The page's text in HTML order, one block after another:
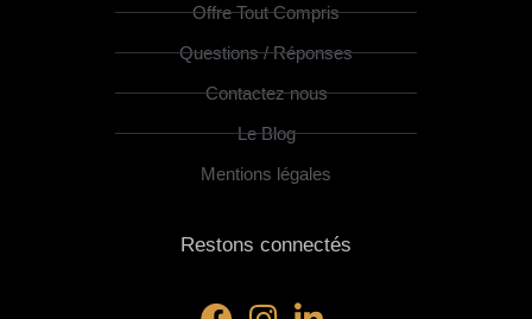
Offre Tout Compris
Questions / Réponses
Contactez nous
Le Blog
Mentions légales
Restons connectés